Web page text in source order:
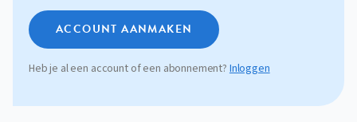
ACCOUNT AANMAKEN
Heb je al een account of een abonnement?Inloggen